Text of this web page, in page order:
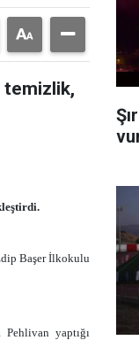
temizlik,
Başer İlkokulu
yaptığı